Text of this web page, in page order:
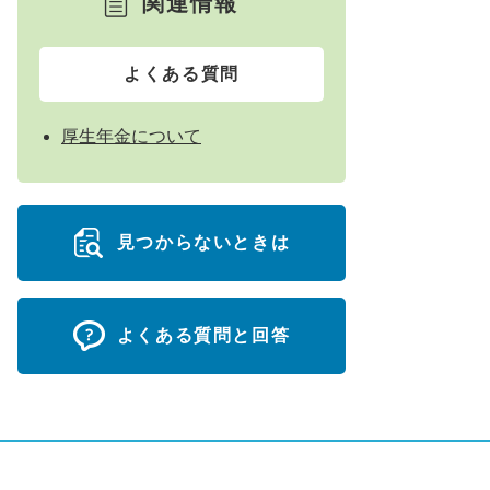
よくある質問
厚生年金について
見つからないときは
よくある質問と回答